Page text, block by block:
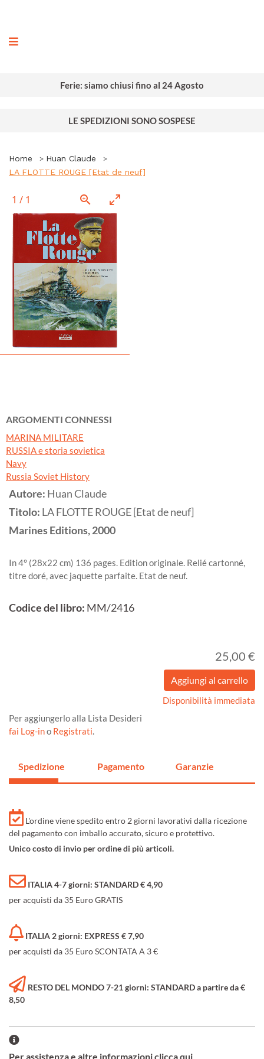
Ferie: siamo chiusi fino al 24 Agosto
LE SPEDIZIONI SONO SOSPESE
Home
Huan Claude
LA FLOTTE ROUGE [Etat de neuf]
1 / 1
ARGOMENTI CONNESSI
MARINA MILITARE
RUSSIA e storia sovietica
Navy
Russia Soviet History
Autore: Huan Claude
Titolo: LA FLOTTE ROUGE [Etat de neuf]
Marines Editions,2000
In 4° (28x22 cm) 136 pages. Edition originale. Relié cartonné,
titre doré, avec jaquette parfaite. Etat de neuf.
Codice del libro: MM/2416
25,00 €
Disponibilità immediata
Per aggiungerlo alla Lista Desideri
fai Log-ino Registrati.
Spedizione Pagamento Garanzie
L'ordine viene spedito entro 2 giorni lavorativi dalla ricezione
del pagamento con imballo accurato, sicuro e protettivo.
Unico costo di invio per ordine di più articoli.
ITALIA 4-7 giorni: STANDARD € 4,90
per acquisti da 35 Euro GRATIS
ITALIA 2 giorni: EXPRESS € 7,90
per acquisti da 35 Euro SCONTATA A 3 €
RESTO DEL MONDO 7-21 giorni: STANDARD a partire da €
8,50
Per assistenza e altre informazioni clicca qui